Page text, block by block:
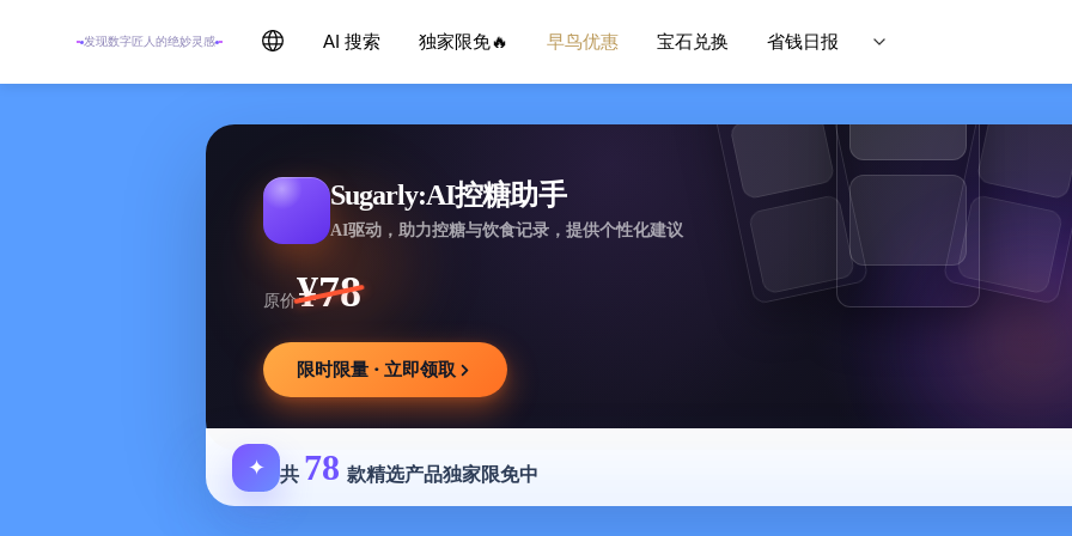
发现数字匠人的绝妙灵感 AI 搜索 独家限免🔥 早鸟优惠 宝石兑换 省钱日报
Sugarly:AI控糖助手
AI驱动，助力控糖与饮食记录，提供个性化建议
原价¥78
限时限量 · 立即领取
✦ 共 78 款精选产品独家限免中